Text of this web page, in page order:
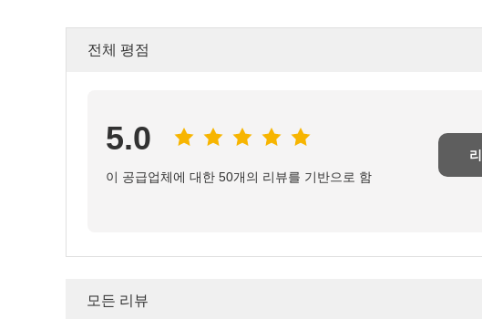
전체 평점
5.0
이 공급업체에 대한 50개의 리뷰를 기반으로 함
모든 리뷰